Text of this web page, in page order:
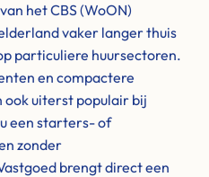
het CBS (WoON)
vaker langer thuis
particuliere huursectoren.
en compactere
ook uiterst populair bij
een starters- of
zonder
brengt direct een